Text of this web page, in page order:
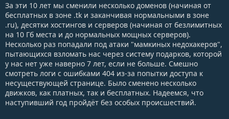
ы
а
За эти 10 лет мы сменили несколько доменов (начиная от
бесплатных в зоне .tk и заканчивая нормальными в зоне
.ru), десятки хостингов и серверов (начиная от безлимитных
на 10 Гб места и до нормальных мощных серверов).
Несколько раз попадали под атаки "мамкиных недохакеров",
пытающихся взломать нас через систему подарков, которой
у нас нет уже наверно 7 лет, если не больше. Смешно
смотреть логи с ошибками 404 из-за попытки доступа к
несуществующей странице. Было сменено несколько
движков, как платных, так и бесплатных. Надеемся, что
наступивший год пройдёт без особых происшествий.